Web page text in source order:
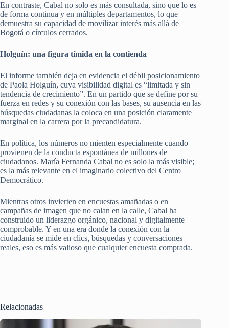
En contraste, Cabal no solo es más consultada, sino que lo es
de forma continua y en múltiples departamentos, lo que
demuestra su capacidad de movilizar interés más allá de
Bogotá o círculos cerrados.
Holguín: una figura tímida en la contienda
El informe también deja en evidencia el débil posicionamiento
de Paola Holguín, cuya visibilidad digital es “limitada y sin
tendencia de crecimiento”. En un partido que se define por su
fuerza en redes y su conexión con las bases, su ausencia en las
búsquedas ciudadanas la coloca en una posición claramente
marginal en la carrera por la precandidatura.
En política, los números no mienten especialmente cuando
provienen de la conducta espontánea de millones de
ciudadanos. María Fernanda Cabal no es solo la más visible;
es la más relevante en el imaginario colectivo del Centro
Democrático.
Mientras otros invierten en encuestas amañadas o en
campañas de imagen que no calan en la calle, Cabal ha
construido un liderazgo orgánico, nacional y digitalmente
comprobable. Y en una era donde la conexión con la
ciudadanía se mide en clics, búsquedas y conversaciones
reales, eso es más valioso que cualquier encuesta comprada.
Relacionadas